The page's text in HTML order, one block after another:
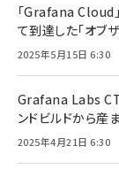
「Grafana Cloud
て到達した「オブ
2025年5月15日 6:30
Grafana Labs
ンドビルドから産
2025年4月21日 6:30